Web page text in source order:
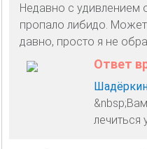
Недавно с удивлением
пропало либидо.
давно, просто я не обра
Ответ
лечиться